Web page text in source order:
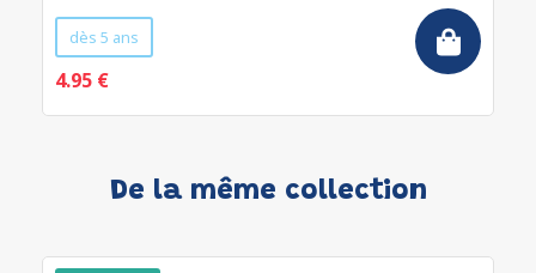
dès 5 ans
4.95 €
De la même collection